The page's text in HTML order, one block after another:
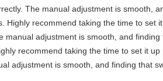
The manual adjustment is smooth,
Highly recommend taking the time to set
manual adjustment is smooth, and
recommend taking the time to set it
adjustment is smooth, and finding that